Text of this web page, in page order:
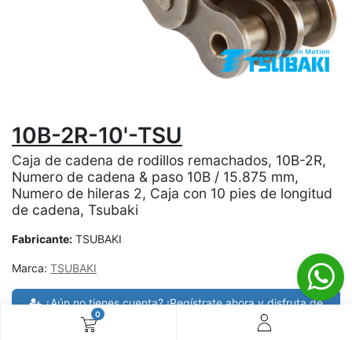
0
10B-2R-10'-TSU
Caja de cadena de rodillos remachados, 10B-2R,
Numero de cadena & paso 10B / 15.875 mm,
Numero de hileras 2, Caja con 10 pies de longitud
de cadena, Tsubaki
Fabricante: TSUBAKI
Marca: TSUBAKI
¿Aún no tienes cuenta? ¡Regístrate ahora y disfruta de
precios especiales en tus compras! 🚀